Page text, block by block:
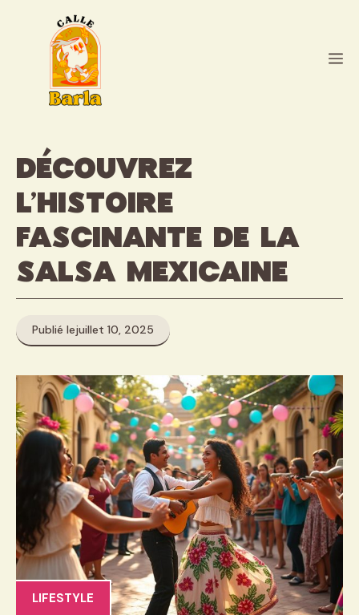
Découvrez
l’histoire
fascinante de la
salsa mexicaine
Publié lejuillet 10, 2025
LIFESTYLE